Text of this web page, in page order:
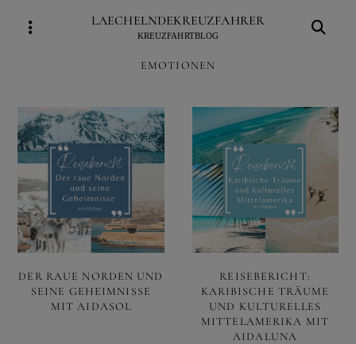
LAECHELNDEKREUZFAHRER
KREUZFAHRTBLOG
EMOTIONEN
DER RAUE NORDEN UND
SEINE GEHEIMNISSE
MIT AIDASOL
REISEBERICHT:
KARIBISCHE TRÄUME
UND KULTURELLES
MITTELAMERIKA MIT
AIDALUNA